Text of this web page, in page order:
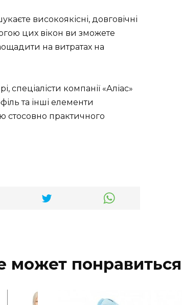
високоякісні, довговічні
цих вікон ви зможете
на витратах на
спеціалісти компанії «Аліас»
та інші елементи
стосовно практичного
может понравиться